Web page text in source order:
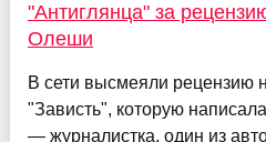
"Антиглянца" за
Олеши
В сети высмеяли
"Зависть", которую
— журналистка, один из